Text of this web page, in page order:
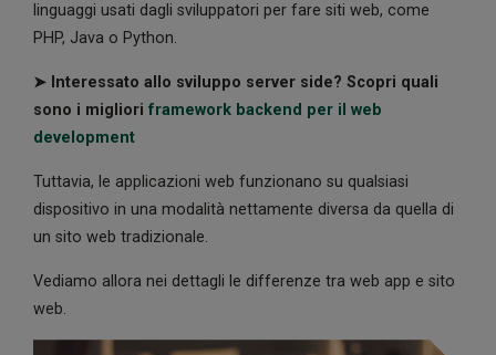
linguaggi usati dagli sviluppatori per fare siti web, come
PHP, Java o Python.
➤ Interessato allo sviluppo server side? Scopri quali
sono i migliori framework backend per il web
development
Tuttavia, le applicazioni web funzionano su qualsiasi
dispositivo in una modalità nettamente diversa da quella di
un sito web tradizionale.
Vediamo allora nei dettagli le differenze tra web app e sito
web.